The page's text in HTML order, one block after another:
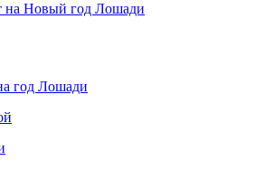
на Новый год Лошади
год Лошади